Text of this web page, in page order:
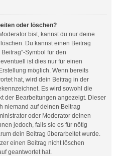
oder löschen?
bist, kannst du nur deine
Du kannst einen Beitrag
Symbol für den
ist dies nur für einen
möglich. Wenn bereits
hat, wird dein Beitrag in der
Es wird sowohl die
der Bearbeitungen angezeigt. Dieser
niemand auf deinen Beitrag
oder Moderator deinen
jedoch, falls sie es für nötig
dein Beitrag überarbeitet wurde.
einen Beitrag nicht löschen
geantwortet hat.